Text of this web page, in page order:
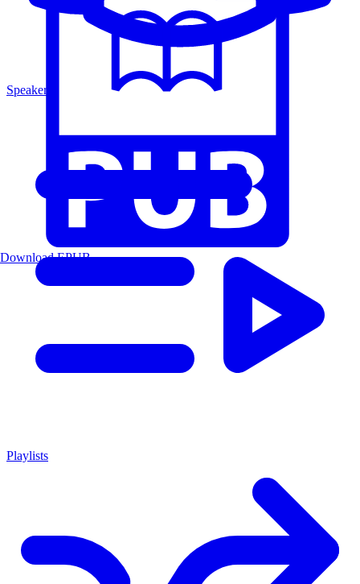
Speakers
Playlists
Download EPUB